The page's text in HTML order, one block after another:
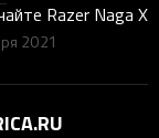
Razer Naga X
2021